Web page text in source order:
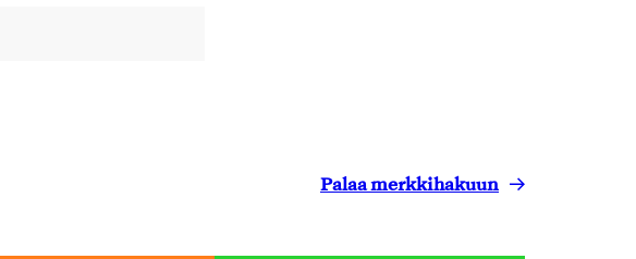
Palaa merkkihakuun